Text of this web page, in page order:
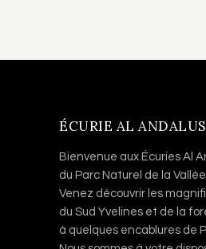
ÉCURIE AL ANDALUS
Bienvenue aux Écuries Al
du Parc Naturel de la
Venez découvrir les
du Sud Yvelines et de la
à quelques encablures de